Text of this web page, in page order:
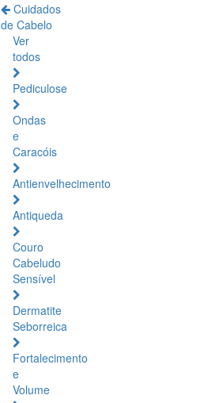
Cuidados
de Cabelo
Ver
todos
Pediculose
Ondas
e
Caracóis
Antienvelhecimento
Antiqueda
Couro
Cabeludo
Sensível
Dermatite
Seborreica
Fortalecimento
e
Volume